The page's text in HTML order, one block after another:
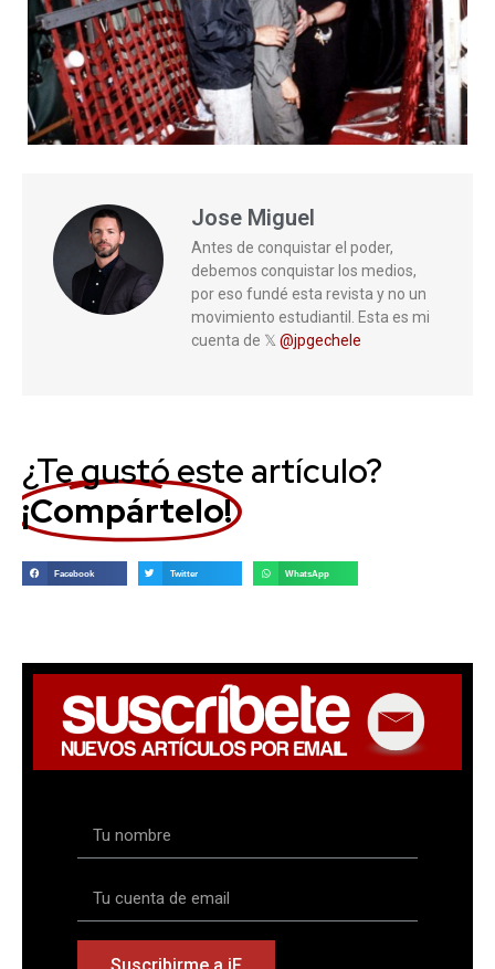
Jose Miguel
Antes de conquistar el poder,
debemos conquistar los medios,
por eso fundé esta revista y no un
movimiento estudiantil. Esta es mi
cuenta de 𝕏 @jpgechele
¿Te gustó este artículo?
¡Compártelo!
Facebook Twitter WhatsApp